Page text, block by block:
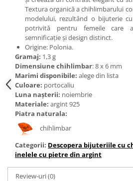
Textura organică a chihlimbarului
modelului, rezultând o bijuterie
potrivită pentru femeile care
semnificație și design distinct.
Origine: Polonia.
Gramaj: 1,3 g
Dimensiune chihlimbar: 8 x 6 mm
Marimi disponibile: alege din lista
Culoare: portocaliu
Luna nașterii: noiembrie
Materiale: argint 925
Piatra naturala:
chihlimbar
Categorii: Descopera bijuteriile cu
inelele cu pietre din argint
Review-uri(0)